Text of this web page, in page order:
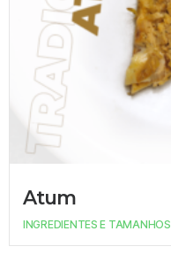
Atum
INGREDIENTES E TAMANHOS